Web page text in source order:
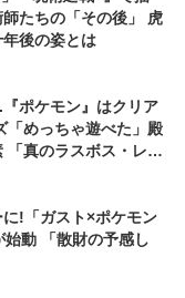
たちの「その後」 虎
後の姿とは
『ポケモン』はクリア
「めっちゃ遊べた」殿
「真のラスボス・レッ
!「ガスト×ポケモン
動 「散財の予感し